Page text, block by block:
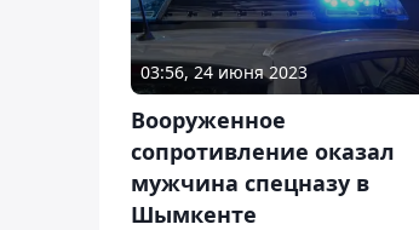
03:56, 24 июня 2023
Вооруженное
сопротивление оказал
мужчина спецназу в
Шымкенте